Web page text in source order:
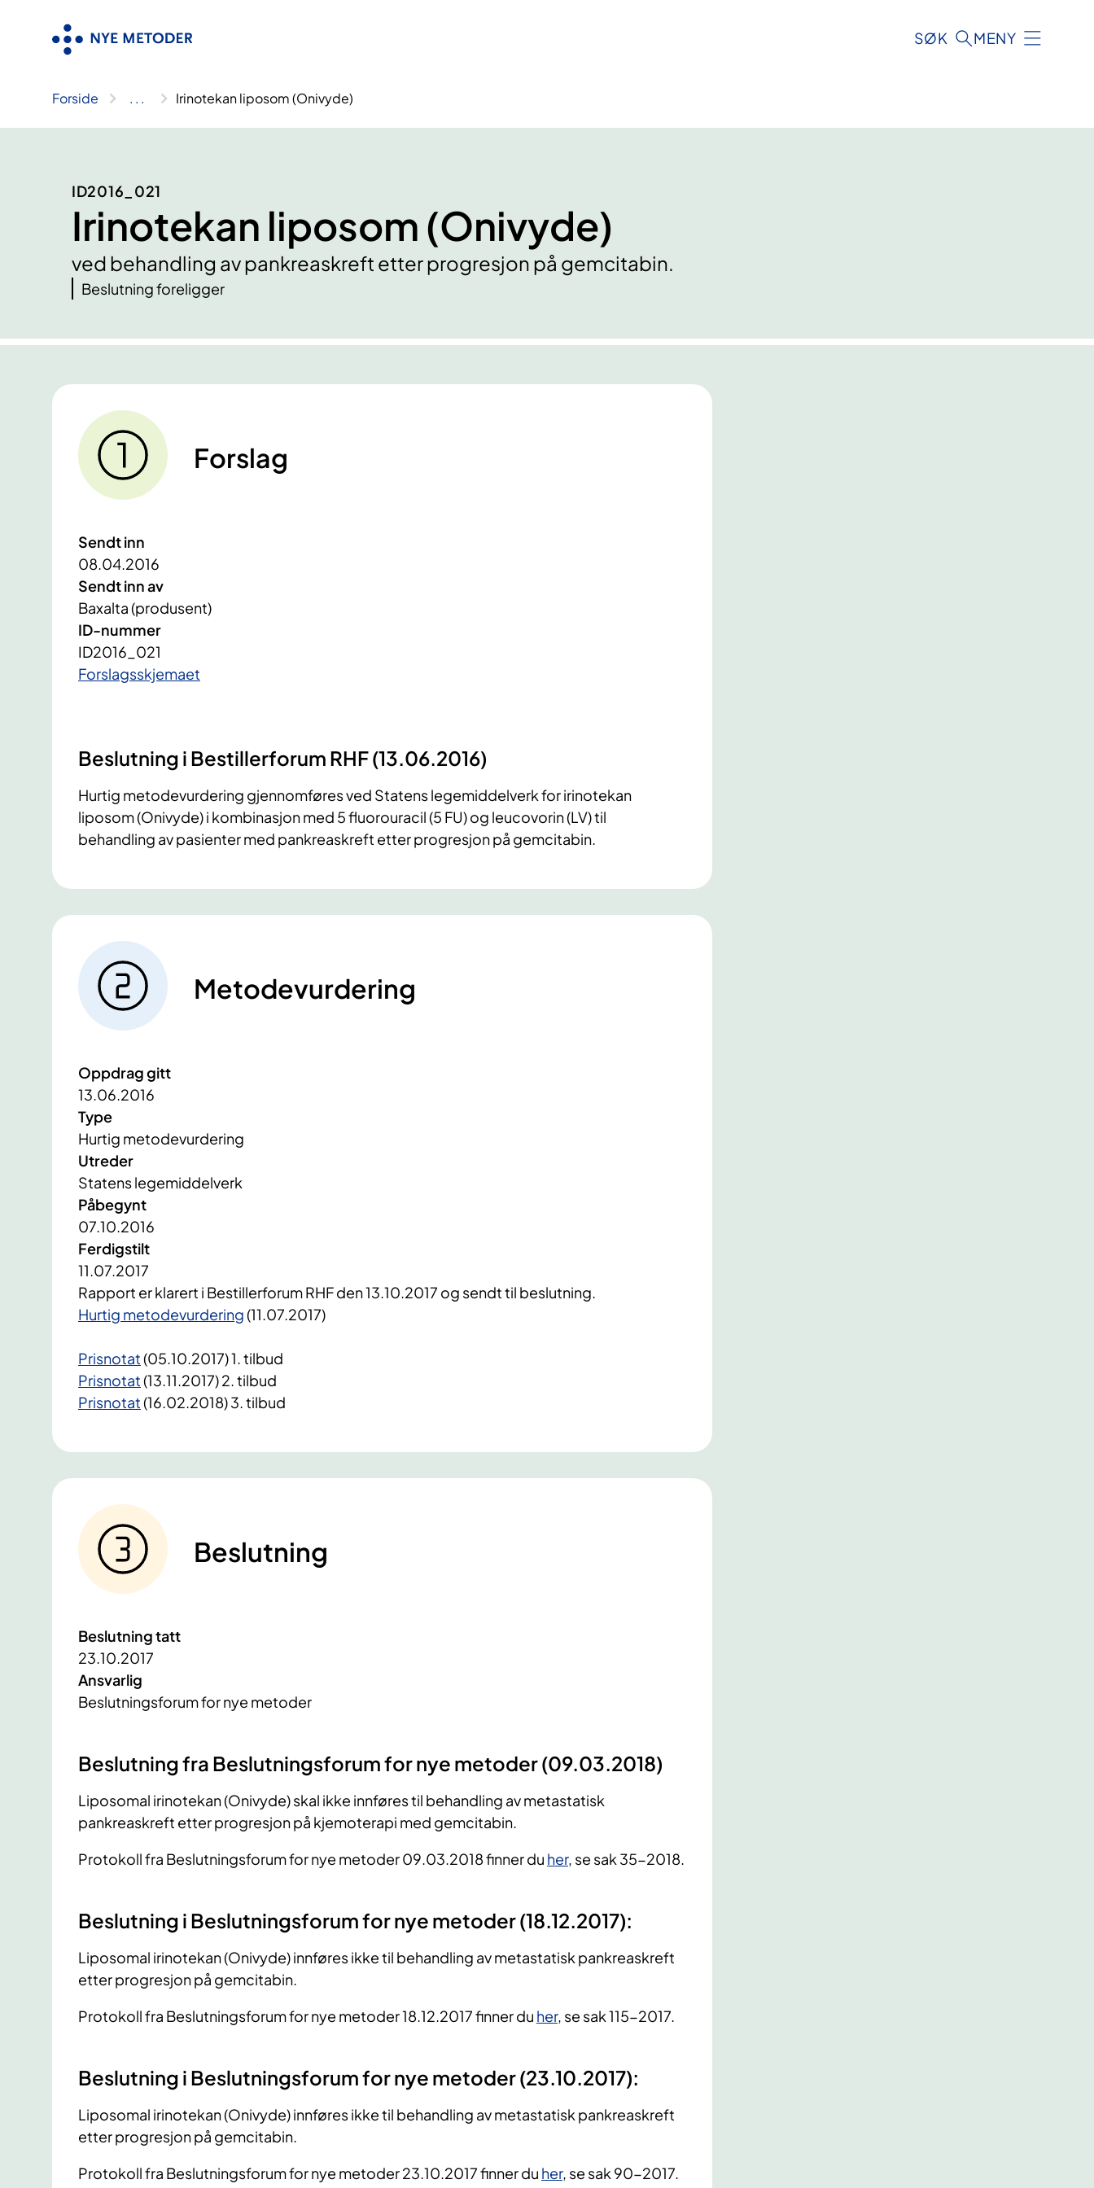
SØK MENY
Forside .. . Irinotekan liposom (Onivyde)
ID2016_021
Irinotekan liposom (Onivyde)
ved behandling av pankreaskreft etter progresjon på gemcitabin.
Beslutning foreligger
Forslag
Sendt inn
08.04.2016
Sendt inn av
Baxalta (produsent)
ID-nummer
ID2016_021
​Forslagsskjemaet
Beslutning i Bestillerforum RHF (13.06.2016)
Hurtig metodevurdering gjennomføres ved Statens legemiddelverk for irinotekan
liposom (Onivyde) i kombinasjon med 5 fluorouracil (5 FU) og leucovorin (LV) til
behandling av pasienter med pankreaskreft etter progresjon på gemcitabin.
Metodevurdering
Oppdrag gitt
13.06.2016
Type
Hurtig metodevurdering
Utreder
Statens legemiddelverk
Påbegynt
07.10.2016
Ferdigstilt
11.07.2017
​Rapport er klarert i Bestillerforum RHF den 13.10.2017 og sendt til beslutning.
Hurtig metodevurdering(11.07.2017)
Prisnotat(05.10.2017) 1. tilbud
Prisnotat(13.11.2017) 2. tilbud
Prisnotat(16.02.2018) 3. tilbud
Beslutning
Beslutning tatt
23.10.2017
Ansvarlig
Beslutningsforum for nye metoder
Beslutning fra Beslutningsforum for nye metoder (09.03.2018)
Liposomal irinotekan (Onivyde) skal ikke innføres til behandling av metastatisk
pankreaskreft etter progresjon på kjemoterapi med gemcitabin.
Protokoll fra Beslutningsforum for nye metoder 09.03.2018 finner du her, se sak 35-2018.
​Beslutning i Beslutningsforum for nye metoder (18.12.2017):
Liposomal irinotekan (Onivyde) innføres ikke til behandling av metastatisk pankreaskreft
etter progresjon på gemcitabin.
Protokoll fra Beslutningsforum for nye metoder 18.12.2017 finner du her, se sak 115-2017.
​Beslutning i Beslutningsforum for nye metoder (23.10.2017):
Liposomal irinotekan (Onivyde) innføres ikke til behandling av metastatisk pankreaskreft
etter progresjon på gemcitabin.
Protokoll fra Beslutningsforum for nye metoder 23.10.2017 finner du her, se sak 90-2017.